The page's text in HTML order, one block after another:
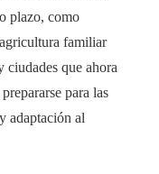
plazo, como
familiar
ciudades que ahora
para las
adaptación al